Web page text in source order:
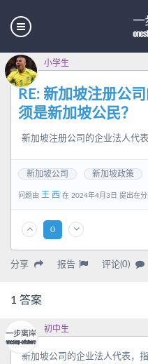
小学生
RE: 新加坡注册公
须是新加坡公民？
新加坡注册公司的企业法人代
新加坡公司 新加坡政策
问题由 王 西 在 2024年4月3日 提出在
0
分享 报告 评论(0)
1 答案
初中生
新加坡公司的企业法人代表，